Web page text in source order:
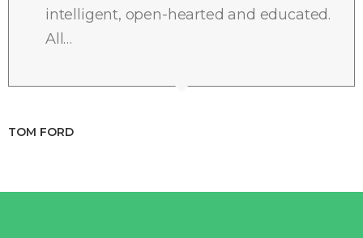
intelligent, open-hearted and educated.
All…
TOM FORD